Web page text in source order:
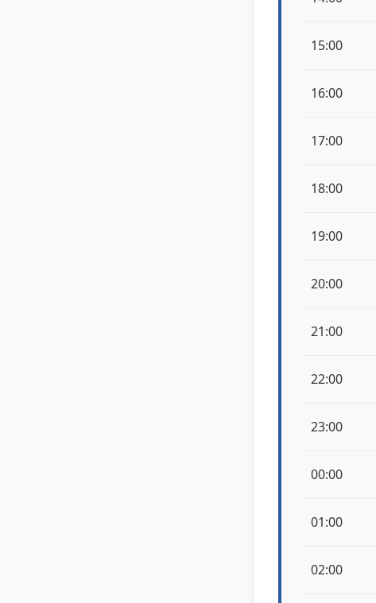
15:00
16:00
17:00
18:00
19:00
20:00
21:00
22:00
23:00
00:00
01:00
02:00